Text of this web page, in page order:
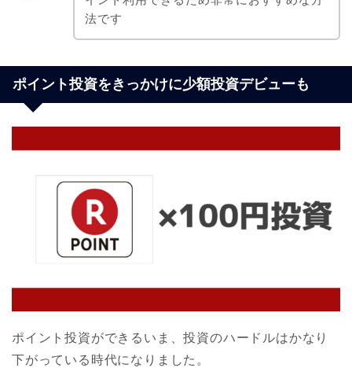
法です
ポイント投資をきっかけに少額投資デビューも
ポイント投資ができるいま、投資のハードルはかなり
下がっている時代になりました。